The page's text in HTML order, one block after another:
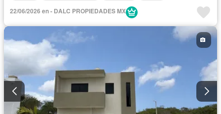
22/06/2026 en - DALC PROPIEDADES MX